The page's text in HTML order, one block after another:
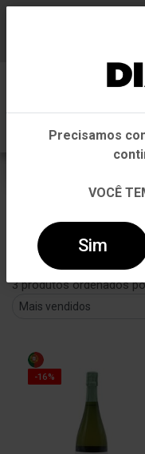
Filtros
3 produtos ordenados
-16%
Em que Estado
Precisamos
VOCÊ
Sim